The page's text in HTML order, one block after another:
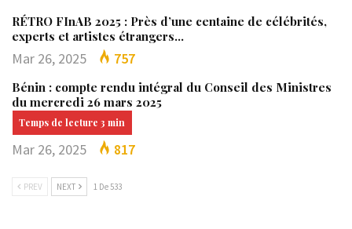
RÉTRO FInAB 2025 : Près d’une centaine de célébrités,
experts et artistes étrangers…
Mar 26, 2025 757
Bénin : compte rendu intégral du Conseil des Ministres
du mercredi 26 mars 2025
Mar 26, 2025 817
PREV NEXT 1 De 533